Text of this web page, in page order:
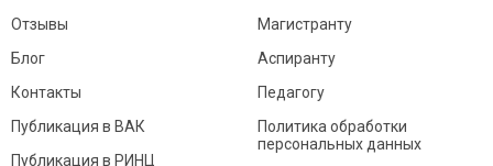
Отзывы
Блог
Контакты
Магистранту
Аспиранту
Педагогу
Публикация в ВАК
Публикация в РИНЦ
Политика обработки
персональных данных